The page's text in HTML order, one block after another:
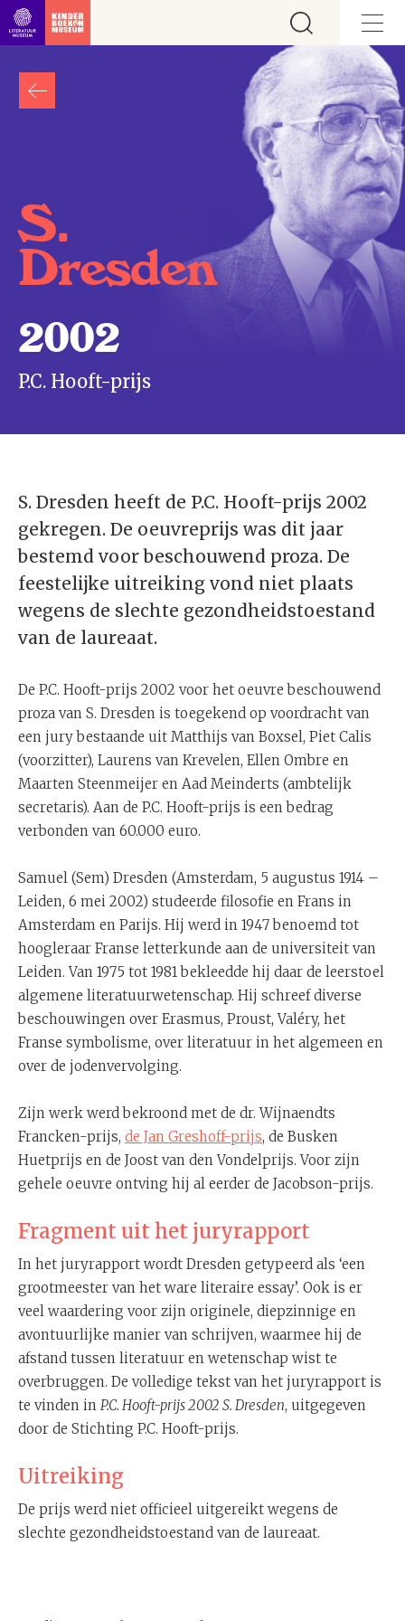
Ga direct naar inhoud
S.
Dresden
2002
P.C. Hooft-prijs
S. Dresden heeft de P.C. Hooft-prijs 2002
gekregen. De oeuvreprijs was dit jaar
bestemd voor beschouwend proza. De
feestelijke uitreiking vond niet plaats
wegens de slechte gezondheidstoestand
van de laureaat.
De P.C. Hooft-prijs 2002 voor het oeuvre beschouwend
proza van S. Dresden is toegekend op voordracht van
een jury bestaande uit Matthijs van Boxsel, Piet Calis
(voorzitter), Laurens van Krevelen, Ellen Ombre en
Maarten Steenmeijer en Aad Meinderts (ambtelijk
secretaris). Aan de P.C. Hooft-prijs is een bedrag
verbonden van 60.000 euro.
Samuel (Sem) Dresden (Amsterdam, 5 augustus 1914 –
Leiden, 6 mei 2002) studeerde filosofie en Frans in
Amsterdam en Parijs. Hij werd in 1947 benoemd tot
hoogleraar Franse letterkunde aan de universiteit van
Leiden. Van 1975 tot 1981 bekleedde hij daar de leerstoel
algemene literatuurwetenschap. Hij schreef diverse
beschouwingen over Erasmus, Proust, Valéry, het
Franse symbolisme, over literatuur in het algemeen en
over de jodenvervolging.
Zijn werk werd bekroond met de dr. Wijnaendts
Francken-prijs, de Jan Greshoff-prijs, de Busken
Huetprijs en de Joost van den Vondelprijs. Voor zijn
gehele oeuvre ontving hij al eerder de Jacobson-prijs.
Fragment uit het juryrapport
In het juryrapport wordt Dresden getypeerd als ‘een
grootmeester van het ware literaire essay’. Ook is er
veel waardering voor zijn originele, diepzinnige en
avontuurlijke manier van schrijven, waarmee hij de
afstand tussen literatuur en wetenschap wist te
overbruggen. De volledige tekst van het juryrapport is
te vinden in P.C. Hooft-prijs 2002 S. Dresden, uitgegeven
door de Stichting P.C. Hooft-prijs.
Uitreiking
De prijs werd niet officieel uitgereikt wegens de
slechte gezondheidstoestand van de laureaat.